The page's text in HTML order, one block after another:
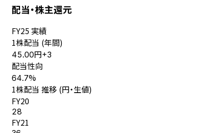
配当・株主還元
FY25 実績
1株配当 (年間)
45.00円+3
配当性向
64.7%
1株配当 推移 (円・生値)
FY20
28
FY21